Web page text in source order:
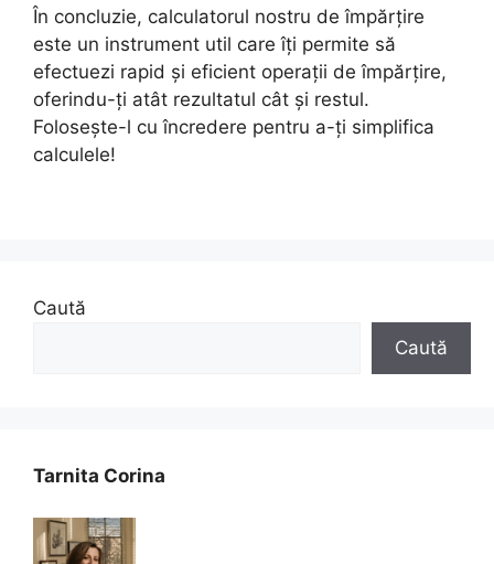
În concluzie, calculatorul nostru de împărțire
este un instrument util care îți permite să
efectuezi rapid și eficient operații de împărțire,
oferindu-ți atât rezultatul cât și restul.
Folosește-l cu încredere pentru a-ți simplifica
calculele!
Caută
Caută
Tarnita Corina